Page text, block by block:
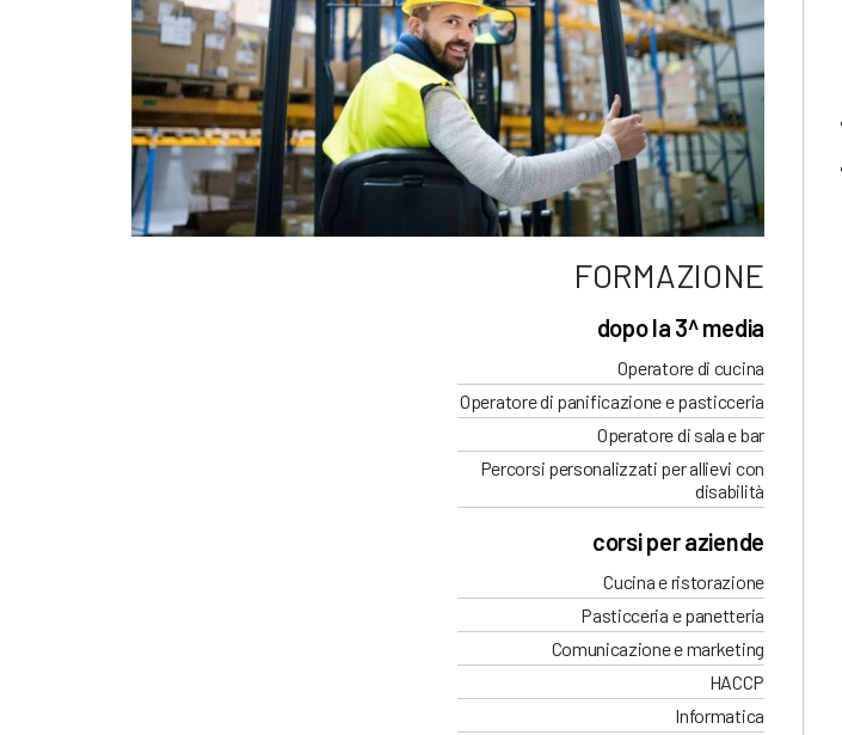
FORMAZIONE
dopo la 3^ media
Operatore di cucina
Operatore di panificazione e pasticceria
Operatore di sala e bar
Percorsi personalizzati per allievi con
disabilità
corsi per aziende
Cucina e ristorazione
Pasticceria e panetteria
Comunicazione e marketing
HACCP
Informatica